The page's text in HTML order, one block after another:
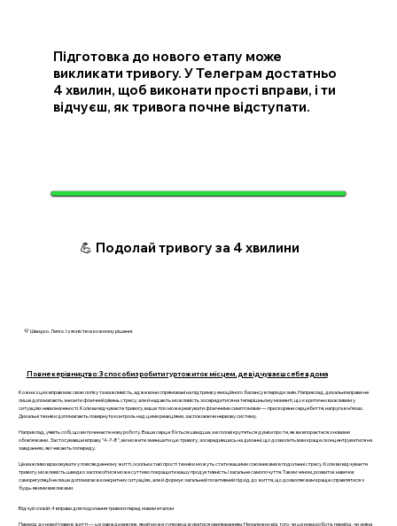
Підготовка до нового етапу може
викликати тривогу. У Телеграм достатньо
4 хвилин, щоб виконати прості вправи, і ти
відчуєш, як тривога почне відступати.
💪 Подолай тривогу за 4 хвилини
💛 Швидко. Легко. І з ясністю в кожному рішенні.
Повне керівництво: 3 способи зробити гуртожиток місцем, де відчуваєш себе вдома
Кожна з цих вправ має свою логіку та важливість, адже вони спрямовані на підтримку емоційного балансу в періоди змін. Наприклад, дихальні вправи не
лише допомагають знизити фізичний рівень стресу, але й надають можливість зосередитися на теперішньому моменті, що є критично важливим у
ситуаціях невизначеності. Коли ви відчуваєте тривогу, ваше тіло може реагувати фізичними симптомами — прискорене серцебиття, напруга в м’язах.
Дихальні техніки допомагають повернути контроль над цими реакціями, заспокоюючи нервову систему.
Наприклад, уявіть собі, що ви починаєте нову роботу. Ваше серце б’ється швидше, а в голові крутяться думки про те, як ви впораєтеся з новими
обов’язками. Застосувавши вправу "4-7-8", ви можете зменшити цю тривогу, зосередившись на диханні, що дозволить вам краще сконцентруватися на
завданнях, які чекають попереду.
Це важливо враховувати у повсякденному житті, оскільки такі прості техніки можуть стати вашими союзниками в подоланні стресу. Коли ви відчуваєте
тривогу, можливість швидко заспокоїтися може суттєво покращити вашу продуктивність і загальне самопочуття. Таким чином, розвиток навичок
саморегуляції не лише допомагає в конкретних ситуаціях, але й формує загальний позитивний підхід до життя, що дозволяє вам краще справлятися з
будь-якими викликами.
Відчуй спокій: 4 вправи для подолання тривоги перед новим етапом
Перехід до нової глави в житті — це завжди виклик, який може супроводжуватися хвилюванням. Незалежно від того, чи це нова робота, переїзд, чи зміна